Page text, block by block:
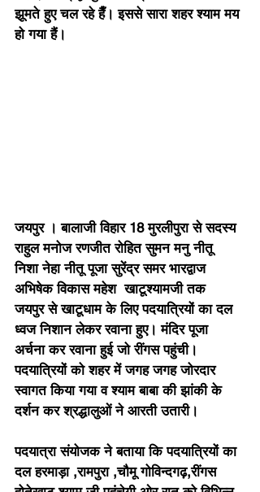
झूमते हुए चल रहे हैँ। इससे सारा शहर श्याम मय
हो गया हैं।
जयपुर । बालाजी विहार 18 मुरलीपुरा से सदस्य
राहुल मनोज रणजीत रोहित सुमन मनु नीतू
निशा नेहा नीतू पूजा सुरेंद्र समर भारद्वाज
अभिषेक विकास महेश  खाटूश्यामजी तक
जयपुर से खाटूधाम के लिए पदयात्रियों का दल
ध्वज निशान लेकर रवाना हुए। मंदिर पूजा
अर्चना कर रवाना हुई जो रींगस पहुंची।
पदयात्रियों को शहर में जगह जगह जोरदार
स्वागत किया गया व श्याम बाबा की झांकी के
दर्शन कर श्रद्धालुओं ने आरती उतारी।
पदयात्रा संयोजक ने बताया कि पदयात्रियों का
दल हरमाड़ा ,रामपुरा ,चौमू गोविन्दगढ़,रींगस